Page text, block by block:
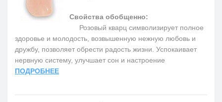
Свойства обобщенно:
Розовый кварц символизирует полное
здоровье и молодость, возвышенную нежную любовь и
дружбу, позволяет обрести радость жизни. Успокаивает
нервную систему, улучшает сон и настроение
ПОДРОБНЕЕ